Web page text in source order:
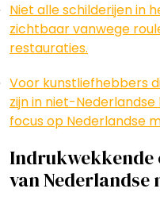
Niet alle schilderijen in
zichtbaar vanwege
restauraties.
Voor kunstliefhebbers
zijn in niet-
focus op Nederlandse
van Nederlandse